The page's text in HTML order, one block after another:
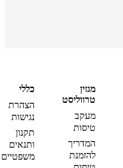
מגזין
טרווליסט
מעקב
טיסות
המדריך
להזמנת
כללי
הצהרת
נגישות
תקנון
ותנאים
משפטיים